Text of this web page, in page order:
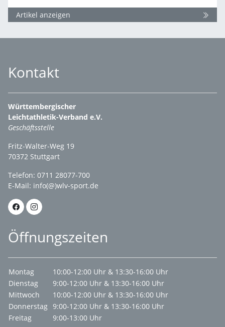
Artikel anzeigen
Kontakt
Württembergischer
Leichtathletik-Verband e.V.
Geschäftsstelle
Fritz-Walter-Weg 19
70372 Stuttgart
Telefon: 0711 28077-700
E-Mail: info(@)wlv-sport.de
Öffnungszeiten
Montag
10:00-12:00 Uhr & 13:30-16:00 Uhr
Dienstag
9:00-12:00 Uhr & 13:30-16:00 Uhr
Mittwoch
10:00-12:00 Uhr & 13:30-16:00 Uhr
Donnerstag 9:00-12:00 Uhr & 13:30-16:00 Uhr
Freitag
9:00-13:00 Uhr